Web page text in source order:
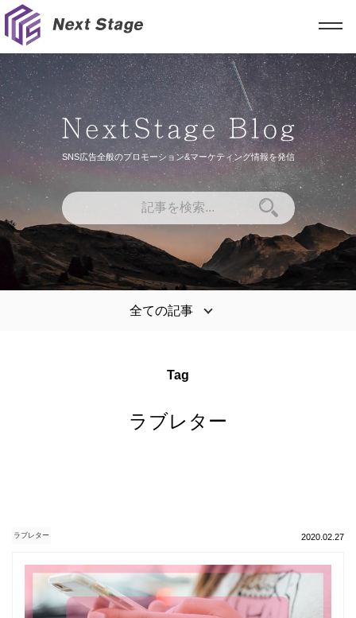
SNS広告全般のプロモーション&マーケティング情報を発信
全ての記事
Tag
ラブレター
ラブレター 2020.02.27